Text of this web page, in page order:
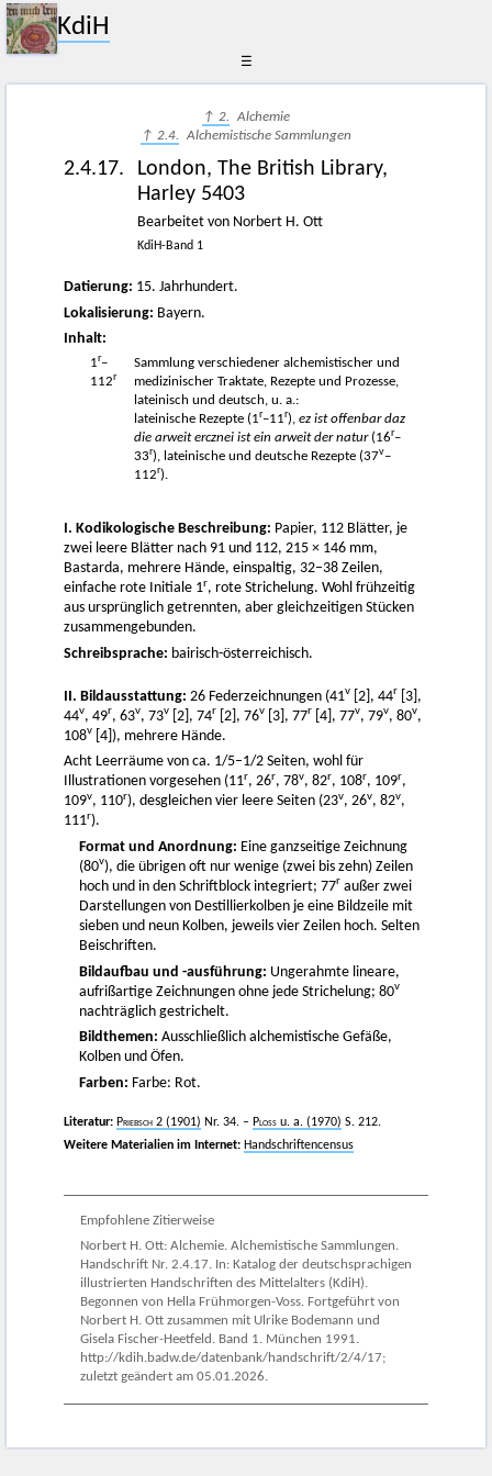
KdiH
☰
↑ 2. Alchemie
↑ 2.4. Alchemistische Sammlungen
2.4.17.
London, The British Library,
Harley 5403
Bearbeitet von Norbert H. Ott
KdiH-Band 1
Datierung: 15. Jahrhundert.
Lokalisierung: Bayern.
Inhalt:
1r–
112r
Sammlung verschiedener alchemistischer und
medizinischer Traktate, Rezepte und Prozesse,
lateinisch und deutsch, u. a.:
lateinische Rezepte (1r–11r), ez ist offenbar daz
die arweit ercznei ist ein arweit der natur(16r–
33r), lateinische und deutsche Rezepte (37v–
112r).
I. Kodikologische Beschreibung: Papier, 112 Blätter, je
zwei leere Blätter nach 91 und 112, 215 × 146 mm,
Bastarda, mehrere Hände, einspaltig, 32–38 Zeilen,
einfache rote Initiale 1r, rote Strichelung. Wohl frühzeitig
aus ursprünglich getrennten, aber gleichzeitigen Stücken
zusammengebunden.
Schreibsprache: bairisch-österreichisch.
II. Bildausstattung: 26 Federzeichnungen (41v [2], 44r
[3],
44v, 49r, 63v, 73v [2], 74r [2], 76v [3], 77r [4], 77v, 79v, 80v,
108v
[4]), mehrere Hände.
Acht Leerräume von ca. 1/5–1/2 Seiten, wohl für
Illustrationen vorgesehen (11r, 26r, 78v, 82r, 108r, 109r,
109v, 110r), desgleichen vier leere Seiten (23v, 26v, 82v,
111r).
Format und Anordnung: Eine ganzseitige Zeichnung
(80v), die übrigen oft nur wenige (zwei bis zehn) Zeilen
hoch und in den Schriftblock integriert; 77r außer zwei
Darstellungen von Destillierkolben je eine Bildzeile mit
sieben und neun Kolben, jeweils vier Zeilen hoch. Selten
Beischriften.
Bildaufbau und -ausführung: Ungerahmte lineare,
aufrißartige Zeichnungen ohne jede Strichelung; 80v
nachträglich gestrichelt.
Bildthemen: Ausschließlich alchemistische Gefäße,
Kolben und Öfen.
Farben: Farbe: Rot.
Literatur: Priebsch 2 (1901) Nr. 34. – Ploss u. a. (1970) S. 212.
Weitere Materialien im Internet: Handschriftencensus
Empfohlene Zitierweise
Norbert H. Ott: Alchemie. Alchemistische Sammlungen.
Handschrift Nr. 2.4.17. In: Katalog der deutschsprachigen
illustrierten Handschriften des Mittelalters (KdiH).
Begonnen von Hella Frühmorgen-Voss. Fortgeführt von
Norbert H. Ott zusammen mit Ulrike Bodemann und
Gisela Fischer-Heetfeld. Band 1. München 1991.
http://kdih.badw.de/datenbank/handschrift/2/4/17;
zuletzt geändert am 05.01.2026.